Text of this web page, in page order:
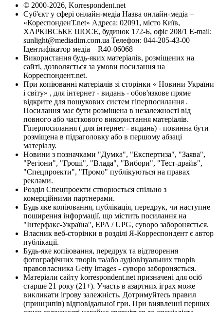
© 2000-2026, Korrespondent.net
Суб'єкт у сфері онлайн-медіа Назва онлайн-медіа –
«КореспонденТ.net» Адреса: 02091, місто Київ,
ХАРКІВСЬКЕ ШОСЕ, будинок 172-Б, офіс 208/1 E-mail:
sunlight@mediadim.com.ua Телефон: 044-205-43-00
Ідентифікатор медіа – R40-06068
Використання будь-яких матеріалів, розміщених на
сайті, дозволяється за умови посилання на
Корреспондент.net.
При копіюванні матеріалів зі сторінки « Новини України
і світу» , для інтернет - видань - обов'язкове пряме
відкрите для пошукових систем гіперпосилання .
Посилання має бути розміщена в незалежності від
повного або часткового використання матеріалів.
Гіперпосилання ( для інтернет - видань) - повинна бути
розміщена в підзаголовку або в першому абзаці
матеріалу.
Новини з позначками "Думка", "Експертиза", "Заява",
"Регіони", "Гроші", "Влада", "Вибори", "Тест-драйв",
"Спецпроекти", "Промо" публікуються на правах
реклами.
Розділ Спецпроекти створюється спільно з
комерційними партнерами.
Будь яке копіювання, публікація, передрук, чи наступне
поширення інформації, що містить посилання на
"Інтерфакс-Україна", EPA / UPG, суворо забороняється.
Власник веб-сторінки в розділі Я-Корреспондент є автор
публікації.
Будь-яке копіювання, передрук та відтворення
фотографічних творів та/або аудіовізуальних творів
правовласника Getty Images - суворо забороняється.
Матеріали сайту korrespondent.net призначені для осіб
старше 21 року (21+). Участь в азартних іграх може
викликати ігрову залежність. Дотримуйтесь правил
(принципів) відповідальної гри. При виявленні перших